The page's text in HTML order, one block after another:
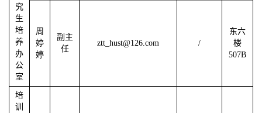
究
生
培
养
办
公
室
周
婷
婷
副主
任
ztt_hust@126.com /
东六
楼
507B
培
训